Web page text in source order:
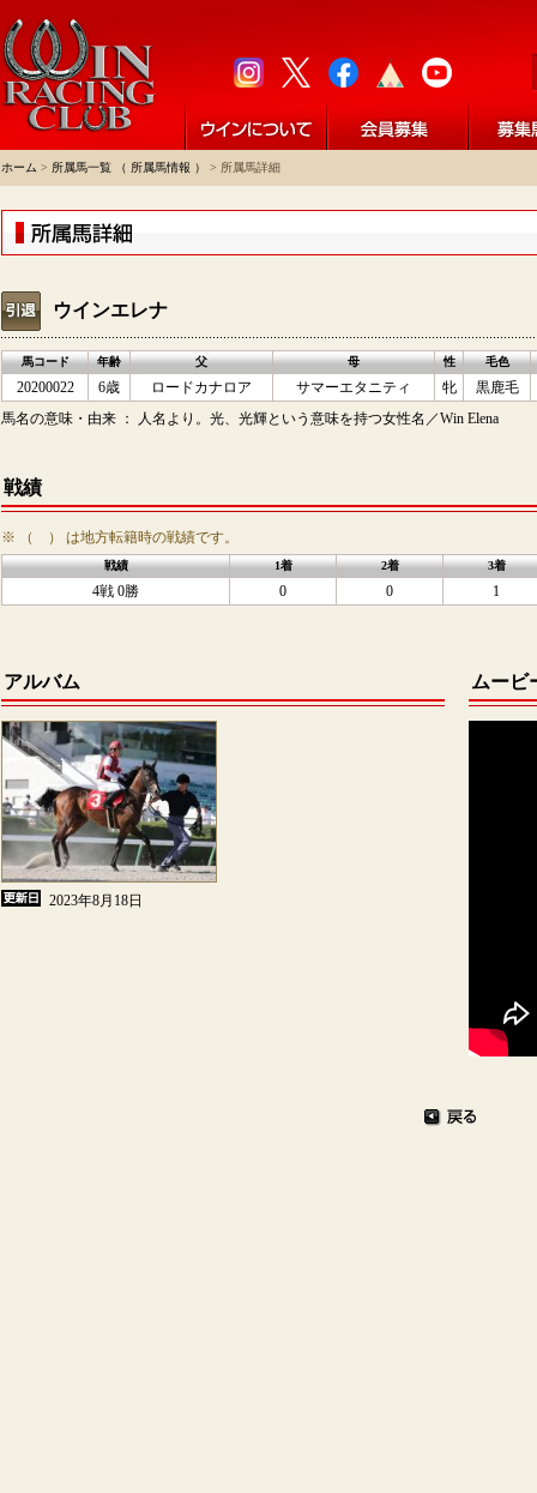
ホーム > 所属馬一覧 （ 所属馬情報 ） > 所属馬詳細
ウインエレナ
馬コード 年齢 父 母 性 毛色
20200022 6歳 ロードカナロア サマーエタニティ 牝
黒鹿毛
馬名の意味・由来 ： 人名より。光、光輝という意味を持つ女性名／Win Elena
戦績
※ （ ） は地方転籍時の戦績です。
戦績 1着 2着 3着
4戦 0勝 0 0 1
アルバム
2023年8月18日
ムービ